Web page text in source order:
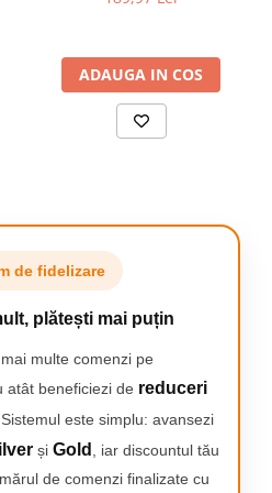
– se integrează armonios în orice
elegantă și accesibilă
organizată.
praf), clasa laser II, calcul
volumelor, Negru
ADAUGA IN COS
de fidelizare
plătești mai puțin
multe comenzi pe
atât beneficiezi de reduceri
este simplu: avansezi
și Gold
, iar discountul tău
de comenzi finalizate cu